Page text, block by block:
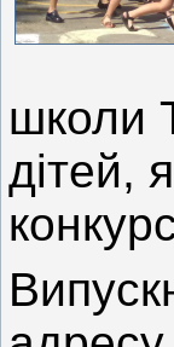
школи
дітей,